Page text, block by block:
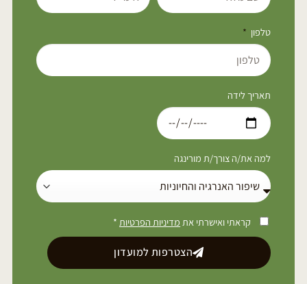
טלפון
תאריך לידה
למה את/ה צורך/ת מורינגה
קראתי ואישרתי את מדיניות הפרטיות *
הצטרפות למועדון